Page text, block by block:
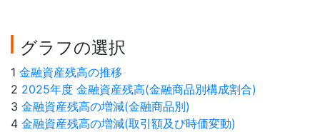
グラフの選択
1 金融資産残高の推移
2 2025年度 金融資産残高(金融商品別構成割合)
3 金融資産残高の増減(金融商品別)
4 金融資産残高の増減(取引額及び時価変動)